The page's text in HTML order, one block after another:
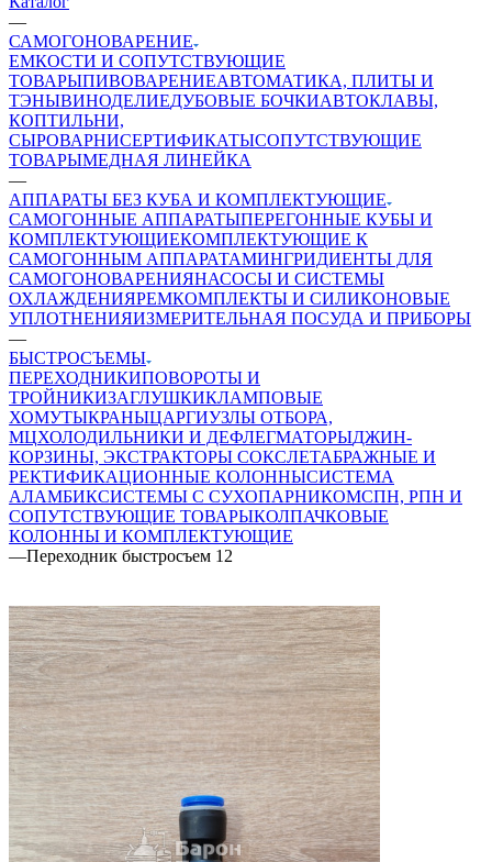
—
САМОГОНОВАРЕНИЕ
ЕМКОСТИ И СОПУТСТВУЮЩИЕ
ТОВАРЫПИВОВАРЕНИЕАВТОМАТИКА, ПЛИТЫ И
ТЭНЫВИНОДЕЛИЕДУБОВЫЕ БОЧКИАВТОКЛАВЫ,
КОПТИЛЬНИ,
СЫРОВАРНИСЕРТИФИКАТЫСОПУТСТВУЮЩИЕ
ТОВАРЫМЕДНАЯ ЛИНЕЙКА
—
АППАРАТЫ БЕЗ КУБА И КОМПЛЕКТУЮЩИЕ
САМОГОННЫЕ АППАРАТЫПЕРЕГОННЫЕ КУБЫ И
КОМПЛЕКТУЮЩИЕКОМПЛЕКТУЮЩИЕ К
САМОГОННЫМ АППАРАТАМИНГРИДИЕНТЫ ДЛЯ
САМОГОНОВАРЕНИЯНАСОСЫ И СИСТЕМЫ
ОХЛАЖДЕНИЯРЕМКОМПЛЕКТЫ И СИЛИКОНОВЫЕ
УПЛОТНЕНИЯИЗМЕРИТЕЛЬНАЯ ПОСУДА И ПРИБОРЫ
—
БЫСТРОСЪЕМЫ
ПЕРЕХОДНИКИПОВОРОТЫ И
ТРОЙНИКИЗАГЛУШКИКЛАМПОВЫЕ
ХОМУТЫКРАНЫЦАРГИУЗЛЫ ОТБОРА,
МЦХОЛОДИЛЬНИКИ И ДЕФЛЕГМАТОРЫДЖИН-
КОРЗИНЫ, ЭКСТРАКТОРЫ СОКСЛЕТАБРАЖНЫЕ И
РЕКТИФИКАЦИОННЫЕ КОЛОННЫСИСТЕМА
АЛАМБИКСИСТЕМЫ С СУХОПАРНИКОМСПН, РПН И
СОПУТСТВУЮЩИЕ ТОВАРЫКОЛПАЧКОВЫЕ
КОЛОННЫ И КОМПЛЕКТУЮЩИЕ
—Переходник быстросъем 12